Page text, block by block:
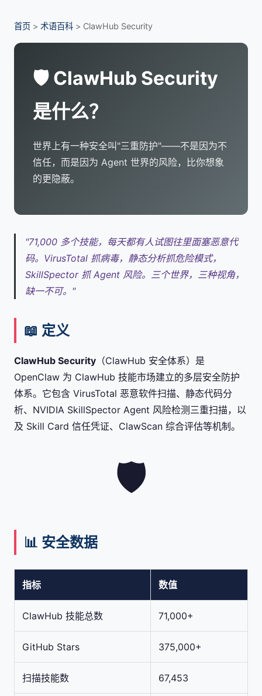
首页 > 术语百科 > ClawHub Security
🛡️ ClawHub Security
是什么？
世界上有一种安全叫"三重防护"——不是因为不
信任，而是因为 Agent 世界的风险，比你想象
的更隐蔽。
"71,000 多个技能，每天都有人试图往里面塞恶意代
码。VirusTotal 抓病毒，静态分析抓危险模式，
SkillSpector 抓 Agent 风险。三个世界，三种视角，
缺一不可。"
📖 定义
ClawHub Security （ClawHub 安全体系）是
OpenClaw 为 ClawHub 技能市场建立的多层安全防护
体系。它包含 VirusTotal 恶意软件扫描、静态代码分
析、NVIDIA SkillSpector Agent 风险检测三重扫描，以
及 Skill Card 信任凭证、ClawScan 综合评估等机制。
🛡️
📊 安全数据
指标 数值
ClawHub 技能总数 71,000+
GitHub Stars 375,000+
扫描技能数 67,453